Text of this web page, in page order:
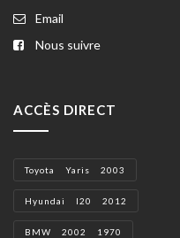
Email
Nous suivre
ACCÈS DIRECT
Toyota Yaris 2003
Hyundai I20 2012
BMW 2002 1970